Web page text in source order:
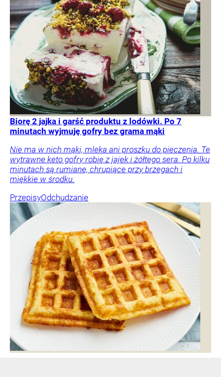
Biorę 2 jajka i garść produktu z lodówki. Po 7
minutach wyjmuję gofry bez grama mąki
Nie ma w nich mąki, mleka ani proszku do pieczenia. Te
wytrawne keto gofry robię z jajek i żółtego sera. Po kilku
minutach są rumiane, chrupiące przy brzegach i
miękkie w środku.
PrzepisyOdchudzanie